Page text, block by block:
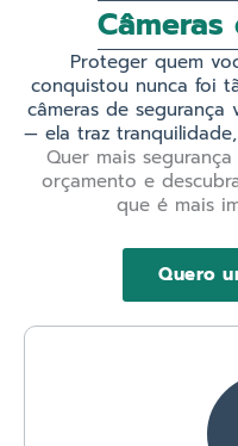
Proteger quem
conquistou nunca foi
câmeras de
— ela traz
Quer mais
orçamento e
que é mais
Quero